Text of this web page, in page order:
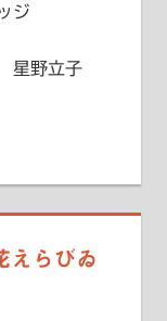
ジ
星野立子
えらびゐ